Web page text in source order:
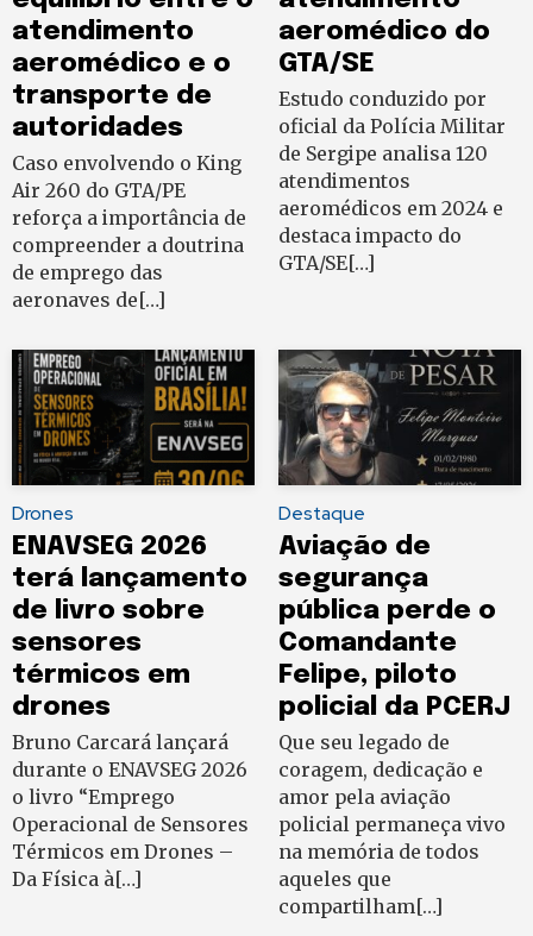
atendimento
aeromédico e o
transporte de
autoridades
Caso envolvendo o King
Air 260 do GTA/PE
reforça a importância de
compreender a doutrina
de emprego das
aeronaves de[…]
aeromédico do
GTA/SE
Estudo conduzido por
oficial da Polícia Militar
de Sergipe analisa 120
atendimentos
aeromédicos em 2024 e
destaca impacto do
GTA/SE[…]
Drones
ENAVSEG 2026
terá lançamento
de livro sobre
sensores
térmicos em
drones
Bruno Carcará lançará
durante o ENAVSEG 2026
o livro “Emprego
Operacional de Sensores
Térmicos em Drones –
Da Física à[…]
Destaque
Aviação de
segurança
pública perde o
Comandante
Felipe, piloto
policial da PCERJ
Que seu legado de
coragem, dedicação e
amor pela aviação
policial permaneça vivo
na memória de todos
aqueles que
compartilham[…]